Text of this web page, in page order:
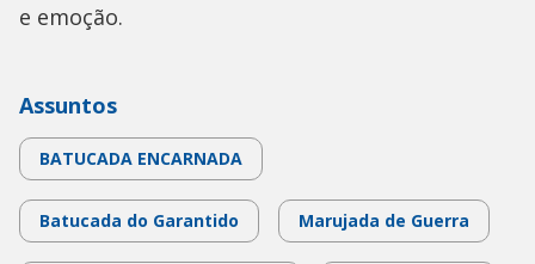
e emoção.
Assuntos
BATUCADA ENCARNADA
Batucada do Garantido Marujada de Guerra